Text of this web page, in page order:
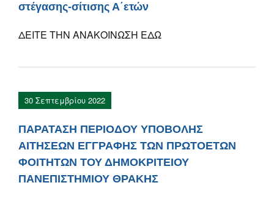
στέγασης-σίτισης Α΄ετών
ΔΕΙΤΕ ΤΗΝ ΑΝΑΚΟΙΝΩΣΗ ΕΔΩ
30 Σεπτεμβρίου 2022
ΠΑΡΑΤΑΣΗ ΠΕΡΙΟΔΟΥ ΥΠΟΒΟΛΗΣ
ΑΙΤΗΣΕΩΝ ΕΓΓΡΑΦΗΣ ΤΩΝ ΠΡΩΤΟΕΤΩΝ
ΦΟΙΤΗΤΩΝ ΤΟΥ ΔΗΜΟΚΡΙΤΕΙΟΥ
ΠΑΝΕΠΙΣΤΗΜΙΟΥ ΘΡΑΚΗΣ